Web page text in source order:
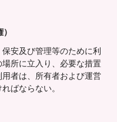
安及び管理等のために利
所に立入り、必要な措置
者は、所有者および運営
ばならない。